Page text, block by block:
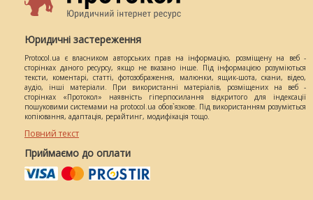
Юридичні застереження
Protocol.ua є власником авторських прав на інформацію, розміщену на веб -
сторінках даного ресурсу, якщо не вказано інше. Під інформацією розуміються
тексти, коментарі, статті, фотозображення, малюнки, ящик-шота, скани, відео,
аудіо, інші матеріали. При використанні матеріалів, розміщених на веб -
сторінках «Протокол» наявність гіперпосилання відкритого для індексації
пошуковими системами на protocol.ua обов`язкове. Під використанням розуміється
копіювання, адаптація, рерайтинг, модифікація тощо.
Повний текст
Приймаємо до оплати